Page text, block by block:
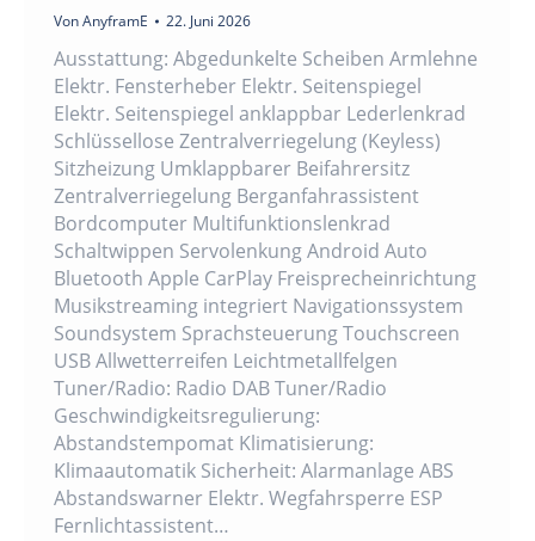
VonAnyframE 22. Juni 2026
Ausstattung: Abgedunkelte Scheiben Armlehne
Elektr. Fensterheber Elektr. Seitenspiegel
Elektr. Seitenspiegel anklappbar Lederlenkrad
Schlüssellose Zentralverriegelung (Keyless)
Sitzheizung Umklappbarer Beifahrersitz
Zentralverriegelung Berganfahrassistent
Bordcomputer Multifunktionslenkrad
Schaltwippen Servolenkung Android Auto
Bluetooth Apple CarPlay Freisprecheinrichtung
Musikstreaming integriert Navigationssystem
Soundsystem Sprachsteuerung Touchscreen
USB Allwetterreifen Leichtmetallfelgen
Tuner/Radio: Radio DAB Tuner/Radio
Geschwindigkeitsregulierung:
Abstandstempomat Klimatisierung:
Klimaautomatik Sicherheit: Alarmanlage ABS
Abstandswarner Elektr. Wegfahrsperre ESP
Fernlichtassistent…